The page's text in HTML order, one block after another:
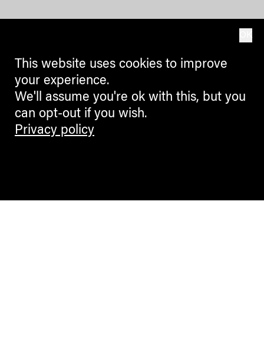
This website uses cookies to improve
your experience.
We'll assume you're ok with this, but you
can opt-out if you wish.
Privacy policy